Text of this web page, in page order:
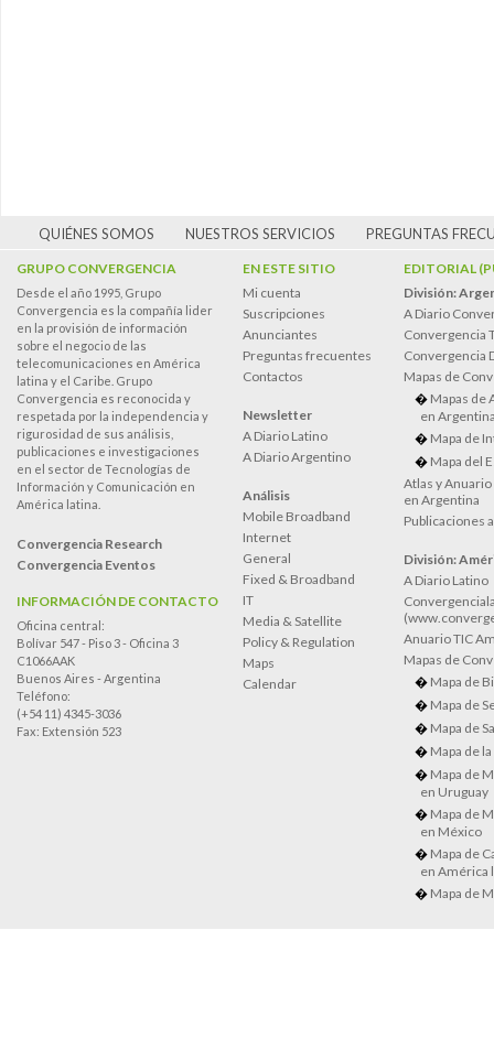
QUIÉNES SOMOS NUESTROS SERVICIOS PREGUNTAS
GRUPO CONVERGENCIA
Desde el año 1995, Grupo
Convergencia es la compañía lider
en la provisión de información
sobre el negocio de las
telecomunicaciones en América
latina y el Caribe. Grupo
Convergencia es reconocida y
respetada por la independencia y
rigurosidad de sus análisis,
publicaciones e investigaciones
en el sector de Tecnologías de
Información y Comunicación en
América latina.
Convergencia Research
Convergencia Eventos
INFORMACIÓN DE CONTACTO
Oficina central:
Bolívar 547 - Piso 3 - Oficina 3
C1066AAK
Buenos Aires - Argentina
Teléfono:
(+54 11) 4345-3036
Fax: Extensión 523
EN ESTE SITIO
Mi cuenta
Suscripciones
Anunciantes
Preguntas frecuentes
Contactos
Newsletter
A Diario Latino
A Diario Argentino
Análisis
Mobile Broadband
Internet
General
Fixed & Broadband
IT
Media & Satellite
Policy & Regulation
Maps
Calendar
EDITORIAL
División:
A Diario
Convergencia
Convergencia
Mapas de
Mapas de
en
Mapa de
Mapa del
Atlas y
en Argentina
Publicaciones
División:
A Diario Latino
Anuario TIC
Mapas de
Mapa de
Mapa de
Mapa de
Mapa de
Mapa de
en Uruguay
Mapa de
en México
Mapa de
en América
Mapa de